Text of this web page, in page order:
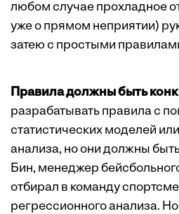
любом случае прохладное
уже о прямом неприятии)
затею с простыми
Правила должны быть
разрабатывать правила с
статистических моделей
анализа, но они должны
Бин, менеджер
отбирал в команду
регрессионного анализа.